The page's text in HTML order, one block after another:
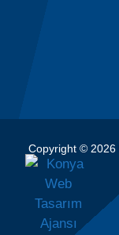
Copyright © 2026